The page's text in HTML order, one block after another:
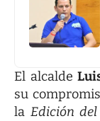
El alcalde
su
la Edición